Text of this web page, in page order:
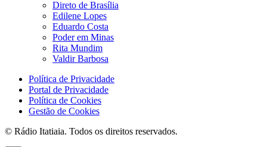
Direto de Brasília
Edilene Lopes
Eduardo Costa
Poder em Minas
Rita Mundim
Valdir Barbosa
Política de Privacidade
Portal de Privacidade
Política de Cookies
Gestão de Cookies
© Rádio Itatiaia. Todos os direitos reservados.